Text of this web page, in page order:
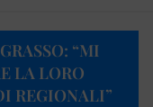
“MI
LA LORO
REGIONALI”